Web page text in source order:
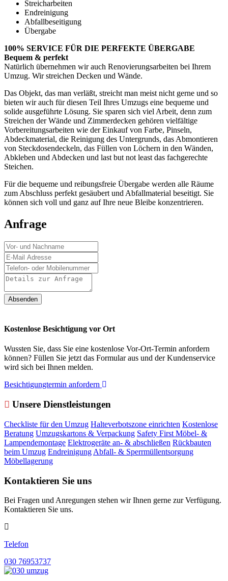
Streicharbeiten
Endreinigung
Abfallbeseitigung
Übergabe
100% SERVICE FÜR DIE PERFEKTE ÜBERGABE
Bequem & perfekt
Natürlich übernehmen wir auch Renovierungsarbeiten bei Ihrem
Umzug. Wir streichen Decken und Wände.
Das Objekt, das man verläßt, streicht man meist nicht gerne und so
bieten wir auch für diesen Teil Ihres Umzugs eine bequeme und
solide ausgeführte Lösung. Sie sparen sich viel Arbeit, denn zum
Streichen der Wände und Zimmerdecken gehören vielfältige
Vorbereitungsarbeiten wie der Einkauf von Farbe, Pinseln,
Abdeckmaterial, die Reinigung des Untergrunds, das Abmontieren
von Steckdosendeckeln, das Füllen von Löchern in den Wänden,
Abkleben und Abdecken und last but not least das fachgerechte
Steichen.
Für die bequeme und reibungsfreie Übergabe werden alle Räume
zum Abschluss perfekt gesäubert und Abfallmaterial beseitigt. Sie
können sich voll und ganz auf Ihre neue Bleibe konzentrieren.
Anfrage
Absenden
Kostenlose Besichtigung vor Ort
Wussten Sie, dass Sie eine kostenlose Vor-Ort-Termin anfordern
können? Füllen Sie jetzt das Formular aus und der Kundenservice
wird sich bei Ihnen melden.
Besichtigungtermin anfordern
Unsere Dienstleistungen
Checkliste für den Umzug Halteverbotszone einrichten Kostenlose
Beratung Umzugskartons & Verpackung Safety First Möbel- &
Lampendemontage Elektrogeräte an- & abschließen Rückbauten
beim Umzug Endreinigung Abfall- & Sperrmüllentsorgung
Möbellagerung
Kontaktieren Sie uns
Bei Fragen und Anregungen stehen wir Ihnen gerne zur Verfügung.
Kontaktieren Sie uns.
Telefon
030 76953737